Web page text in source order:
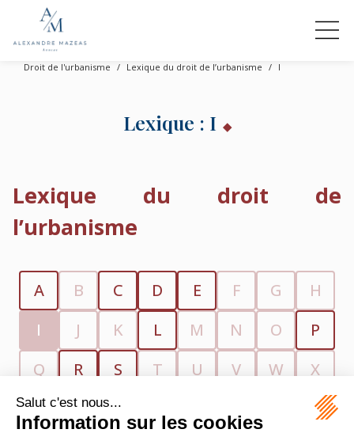
Droit de l'urbanisme Lexique du droit de l’urbanisme I
Lexique : I
Lexique du droit de
l’urbanisme
A B C D E F G
H
I
J K L M N O
P
Q
R S T U V W
X